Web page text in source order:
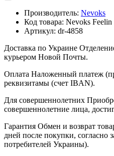
Производитель: Nevoks
Код товара: Nevoks
Артикул: dr-4858
Доставка по Украине
курьером Новой Почты.
Оплата Наложенный платеж
реквизитамы (счет IBAN).
Для совершеннолетних
совершеннолетние лица,
Гарантия Обмен и возврат
дней после покупки, согласно
потребителей Украины).